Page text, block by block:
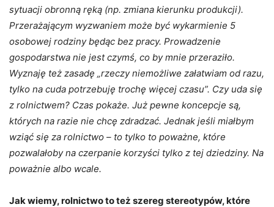
sytuacji obronną ręką (np. zmiana kierunku produkcji).
Przerażającym wyzwaniem może być wykarmienie 5
osobowej rodziny będąc bez pracy. Prowadzenie
gospodarstwa nie jest czymś, co by mnie przeraziło.
Wyznaję też zasadę „rzeczy niemożliwe załatwiam od razu,
tylko na cuda potrzebuję trochę więcej czasu”. Czy uda się
z rolnictwem? Czas pokaże. Już pewne koncepcje są,
których na razie nie chcę zdradzać. Jednak jeśli miałbym
wziąć się za rolnictwo – to tylko to poważne, które
pozwalałoby na czerpanie korzyści tylko z tej dziedziny. Na
poważnie albo wcale.
Jak wiemy, rolnictwo to też szereg stereotypów, które